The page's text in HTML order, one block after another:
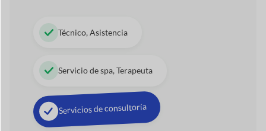
42+
Módulosde Dokan
Tunea tu tienda con módulos premiumpara mejorar el
rendimiento de sus ventas.
Ver todos los módulos